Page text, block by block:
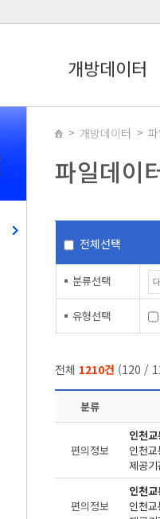
개방데이터
개방데이터
파일데이
전체선택
분류선택
유형선택
전체 1210건 (120 /
분류
편의정보
인천
제공
편의정보
인천